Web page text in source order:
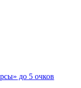
до 5 очков